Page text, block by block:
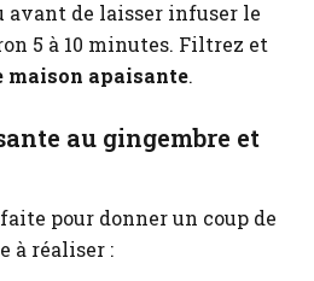
avant de laisser infuser le
5 à 10 minutes. Filtrez et
maison apaisante.
au gingembre et
pour donner un coup de
à réaliser :